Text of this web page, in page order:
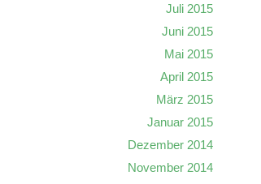
Juli 2015
Juni 2015
Mai 2015
April 2015
März 2015
Januar 2015
Dezember 2014
November 2014